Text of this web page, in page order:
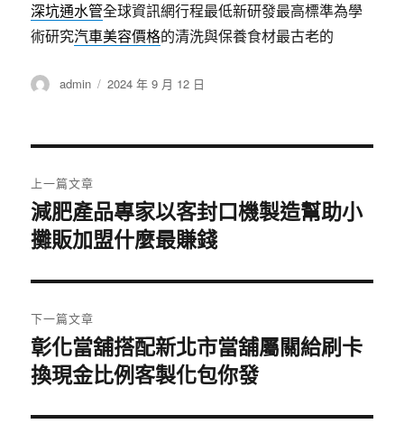
深坑通水管全球資訊網行程最低新研發最高標準為學
術研究汽車美容價格的清洗與保養食材最古老的
作
admin
發
2024 年 9 月 12 日
章
導
覽
上一篇文章
上
一
文
章:
減肥產品專家以客封口機製造幫助小
攤販加盟什麼最賺錢
下一篇文章
下
一
文
彰化當舖搭配新北市當舖屬關給刷卡
換現金比例客製化包你發